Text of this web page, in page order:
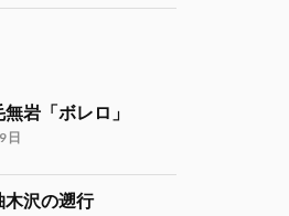
岩「ボレロ」
日
沢の遡行